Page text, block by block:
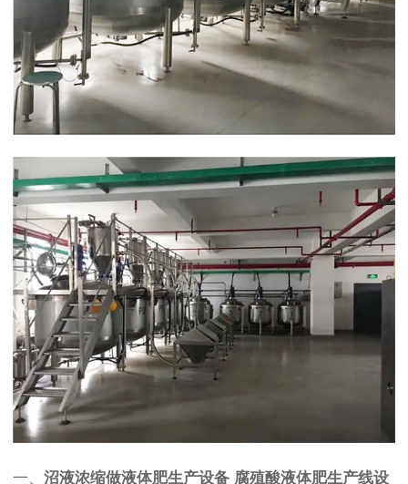
一、 沼液浓缩做液体肥生产设备 腐殖酸液体肥生产线设